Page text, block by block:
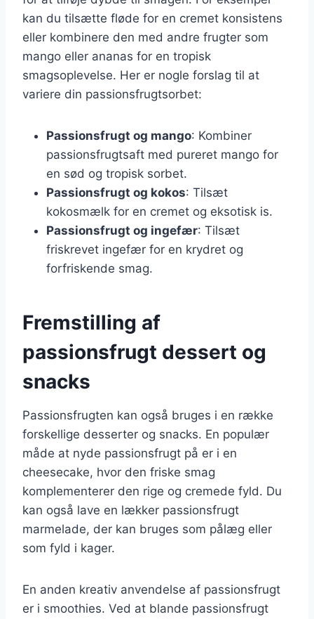
kan du tilsætte fløde for en cremet konsistens
eller kombinere den med andre frugter som
mango eller ananas for en tropisk
smagsoplevelse. Her er nogle forslag til at
variere din passionsfrugtsorbet:
Passionsfrugt og mango: Kombiner
passionsfrugtsaft med pureret mango for
en sød og tropisk sorbet.
Passionsfrugt og kokos: Tilsæt
kokosmælk for en cremet og eksotisk is.
Passionsfrugt og ingefær: Tilsæt
friskrevet ingefær for en krydret og
forfriskende smag.
Fremstilling af
passionsfrugt dessert og
snacks
Passionsfrugten kan også bruges i en række
forskellige desserter og snacks. En populær
måde at nyde passionsfrugt på er i en
cheesecake, hvor den friske smag
komplementerer den rige og cremede fyld. Du
kan også lave en lækker passionsfrugt
marmelade, der kan bruges som pålæg eller
som fyld i kager.
En anden kreativ anvendelse af passionsfrugt
er i smoothies. Ved at blande passionsfrugt